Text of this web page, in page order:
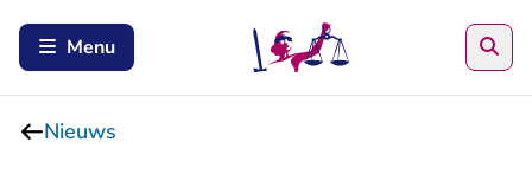
Menu
Nieuws